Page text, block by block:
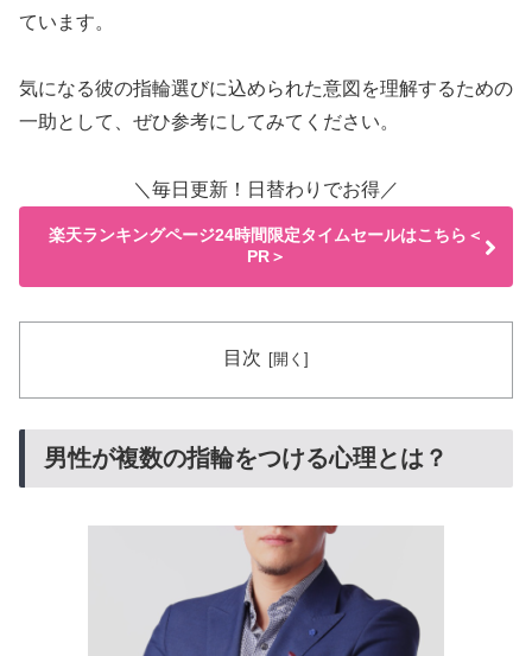
ています。
気になる彼の指輪選びに込められた意図を理解するための
一助として、ぜひ参考にしてみてください。
＼毎日更新！日替わりでお得／
楽天ランキングページ24時間限定タイムセールはこちら＜
PR＞
目次
男性が複数の指輪をつける心理とは？